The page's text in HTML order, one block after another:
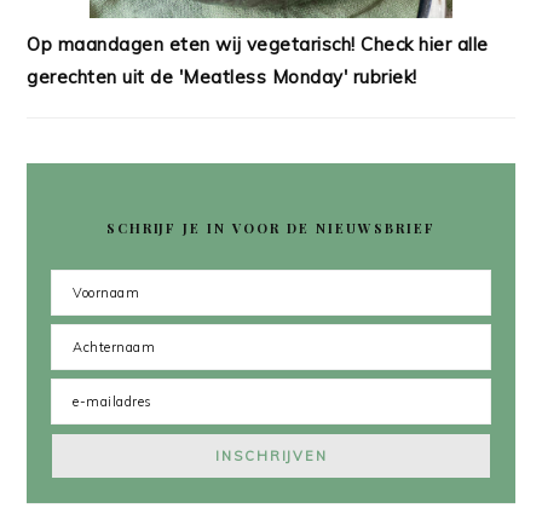
Op maandagen eten wij vegetarisch! Check hier alle
gerechten uit de 'Meatless Monday' rubriek!
SCHRIJF JE IN VOOR DE NIEUWSBRIEF